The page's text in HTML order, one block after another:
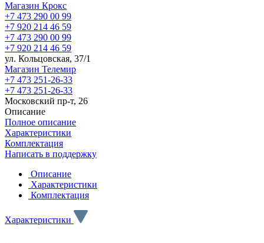
Магазин Крокс
+7 473 290 00 99
+7 920 214 46 59
+7 473 290 00 99
+7 920 214 46 59
ул. Кольцовская, 37/1
Магазин Телемир
+7 473 251-26-33
+7 473 251-26-33
Московский пр-т, 26
Описание
Полное описание
Характеристики
Комплектация
Написать в поддержку
Описание
Характеристики
Комплектация
Характеристики